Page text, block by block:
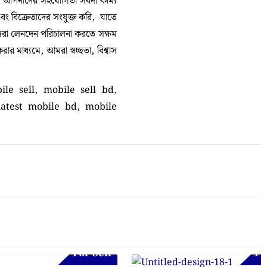
বিক্রেতাদের সংযুক্ত করি, যাতে
লেনদেন পরিচালনা করতে সক্ষম
মাধ্যমে, আমরা স্বচ্ছতা, বিশ্বাস
sell, mobile sell bd,
mobile bd, mobile
For Sell